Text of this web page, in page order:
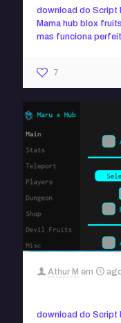
download do Script
Mama hub blox
mas funciona
7
Athur M em
download do Script